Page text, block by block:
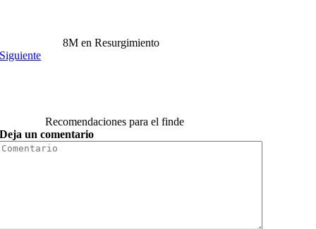
8M en Resurgimiento
Siguiente
Recomendaciones para el finde
Deja un comentario